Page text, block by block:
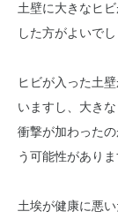
土壁に大きなヒ
した方がよいでし
ヒビが入った土
いますし、大き
衝撃が加わった
う可能性がありま
土埃が健康に悪